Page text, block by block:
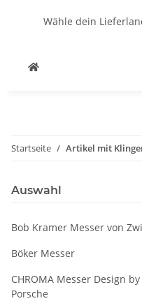
Wähle dein
Startseite Artikel mit
Auswahl
Bob Kramer Messer von
Böker Messer
CHROMA Messer Design by
Porsche